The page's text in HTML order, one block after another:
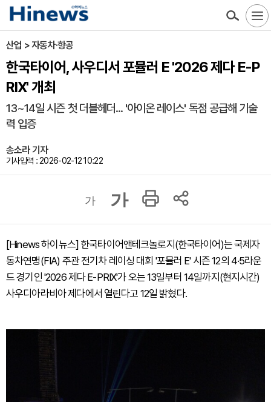
산업 > 자동차·항공
한국타이어, 사우디서 포뮬러 E '2026 제다 E-P
RIX' 개최
13~14일 시즌 첫 더블헤더... '아이온 레이스' 독점 공급해 기술
력 입증
송소라 기자
기사입력 : 2026-02-12 10:22
가 가
[Hinews 하이뉴스] 한국타이어앤테크놀로지(한국타이어)는 국제자
동차연맹(FIA) 주관 전기차 레이싱 대회 '포뮬러 E' 시즌 12의 4·5라운
드 경기인 '2026 제다 E-PRIX'가 오는 13일부터 14일까지(현지시간)
사우디아라비아 제다에서 열린다고 12일 밝혔다.